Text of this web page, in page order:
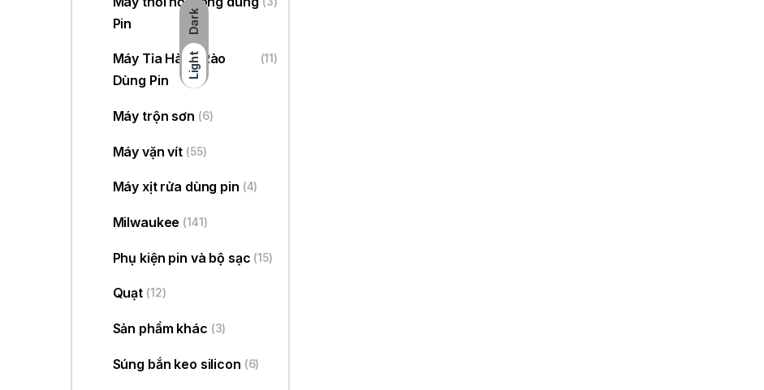
Dark
Light
Pin
Máy Tỉa Hàng Rào
Dùng Pin
(11)
Máy trộn sơn (6)
Máy vặn vít (55)
Máy xịt rửa dùng pin (4)
Milwaukee (141)
Phụ kiện pin và bộ sạc (15)
Quạt (12)
Sản phẩm khác (3)
Súng bắn keo silicon (6)